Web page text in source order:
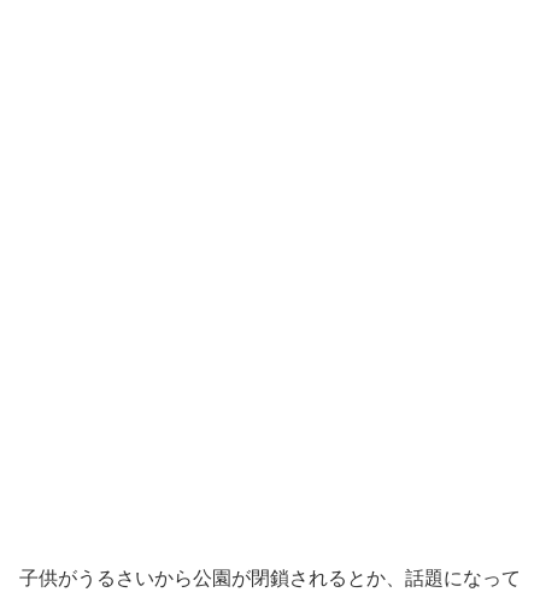
子供がうるさいから公園が閉鎖されるとか、話題になって